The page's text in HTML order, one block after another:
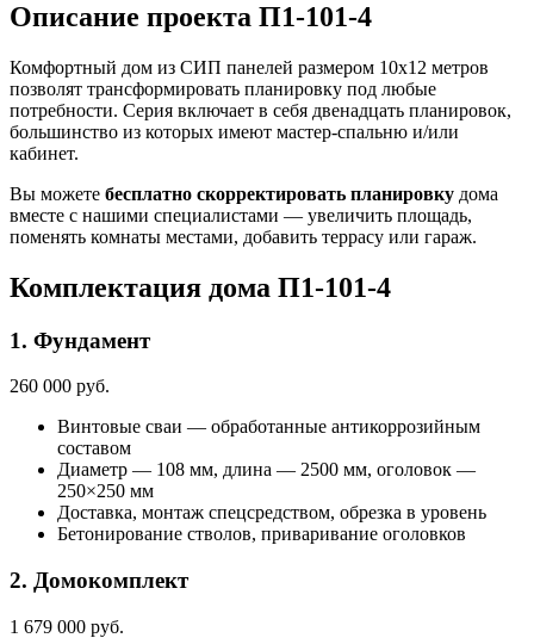
Описание проекта П1-101-4
Комфортный дом из СИП панелей размером 10х12 метров
позволят трансформировать планировку под любые
потребности. Серия включает в себя двенадцать планировок,
большинство из которых имеют мастер-спальню и/или
кабинет.
Вы можете бесплатно скорректировать планировку дома
вместе с нашими специалистами — увеличить площадь,
поменять комнаты местами, добавить террасу или гараж.
Комплектация дома П1-101-4
1. Фундамент
260 000 руб.
Винтовые сваи — обработанные антикоррозийным
составом
Диаметр — 108 мм, длина — 2500 мм, оголовок —
250×250 мм
Доставка, монтаж спецсредством, обрезка в уровень
Бетонирование стволов, приваривание оголовков
2. Домокомплект
1 679 000 руб.